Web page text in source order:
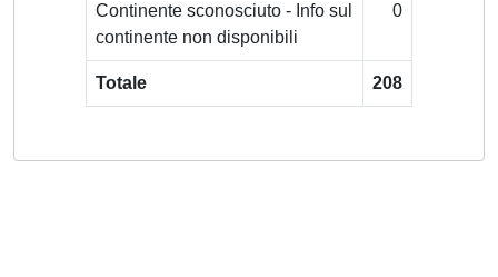
Continente sconosciuto - Info sul
continente non disponibili
0
Totale 208